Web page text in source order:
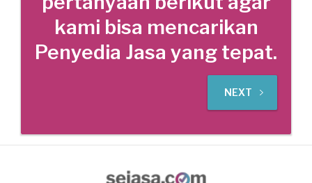
kami bisa mencarikan
Penyedia Jasa yang tepat.
NEXT